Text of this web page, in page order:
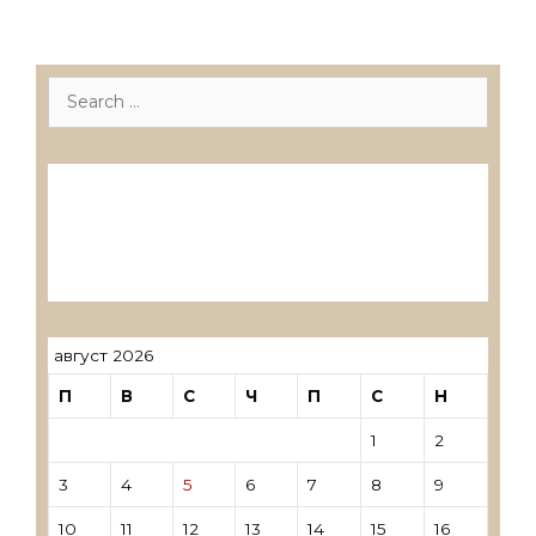
Search
август 2026
П В С Ч П С Н
1 2
3 4 5 6 7 8 9
10 11 12 13 14 15 16